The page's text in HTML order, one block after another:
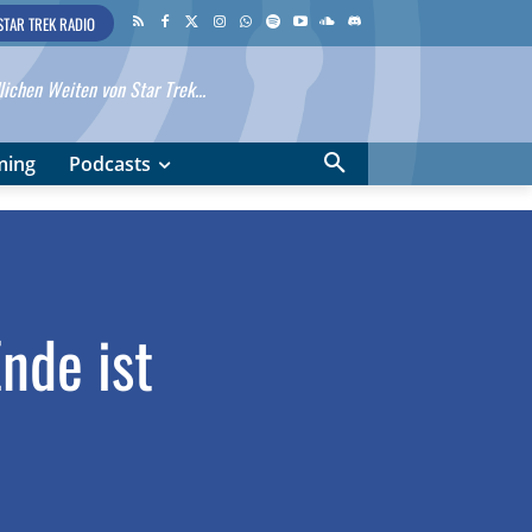
TREK RADIO
Weiten von Star Trek...
Podcasts
ist